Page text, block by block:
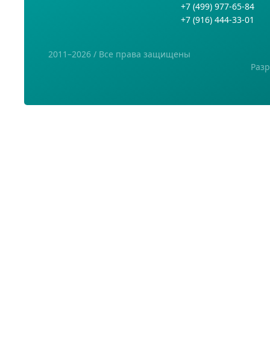
+7 (499) 977-65-84
+7 (916) 444-33-01
2011–2026 / Все права защищены